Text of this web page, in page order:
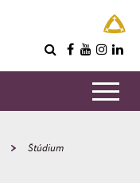
Štúdium